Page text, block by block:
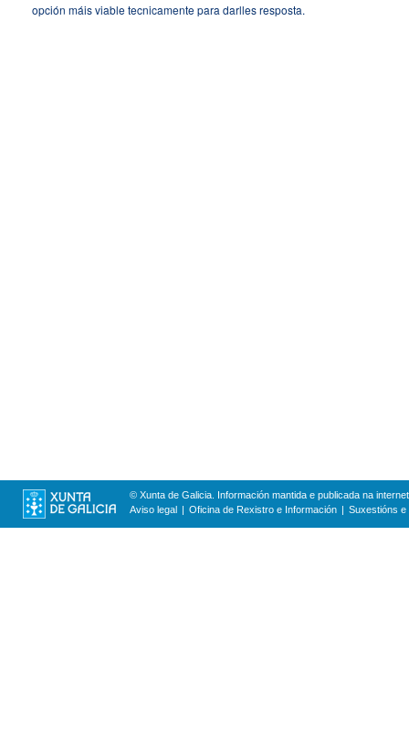
opción máis viable tecnicamente para darlles resposta.
© Xunta de Galicia. Información mantida e publicada na
Aviso legal
Oficina de Rexistro e Información Suxestións e